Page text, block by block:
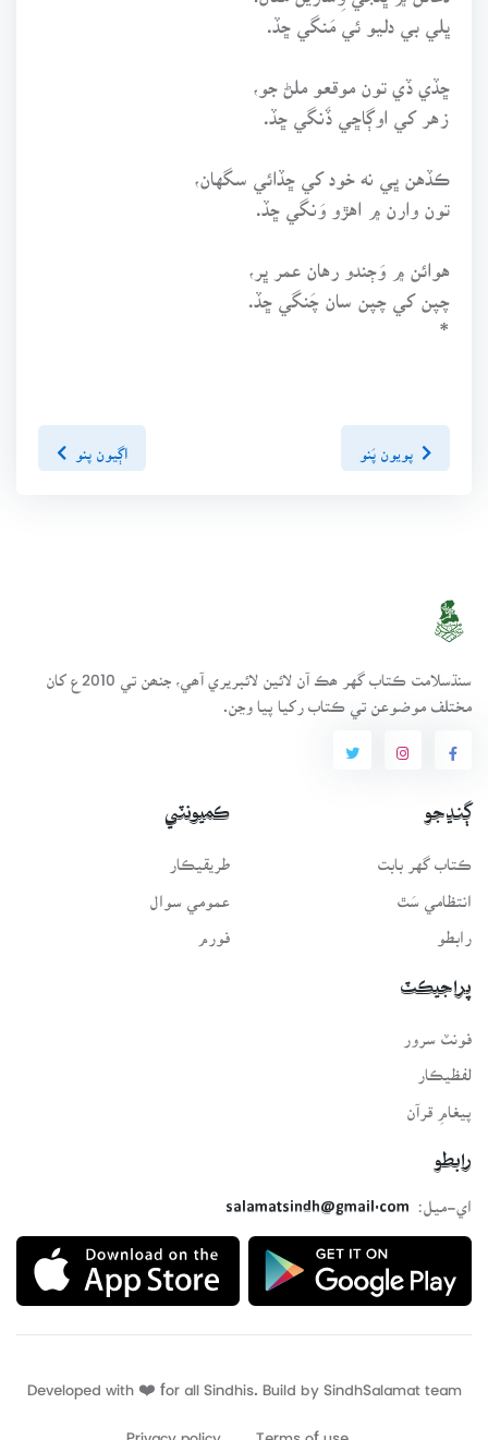
ڀلي بي دليو ئي مَنگي ڇڏ.
ڇڏي ڏي تون موقعو ملڻ جو،
زهر کي اوڳاڇي ڏَنگي ڇڏ.
ڪڏهن ڀي نه خود کي ڇڏائي سگهان،
تون وارن ۾ اهڙو وَنگي ڇڏ.
هوائن ۾ وَڄندو رهان عمر ڀر،
چپن کي چپن سان چَنگي ڇڏ.
*
پويون پَنو اڳيون پنو
سنڌسلامت ڪتاب گهر ھڪ آن لائين لائبريري آھي، جنھن تي 2010ع کان
مختلف موضوعن تي ڪتاب رکيا پيا وڃن.
ڳنڍجو
ڪتاب گهر بابت
انتظامي سَٿ
رابطو
ڪميونٽي
طريقيڪار
عمومي سوال
فورم
پراجيڪٽ
لفظيڪار
پيغامِ قرآن
رابطو
اي-ميل:
salamatsindh@gmail.com
Developed with ❤️ for all Sindhis. Build by
Terms of use